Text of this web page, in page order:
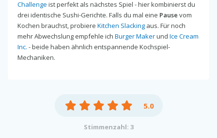
Challenge ist perfekt als nächstes Spiel - hier kombinierst du
drei identische Sushi-Gerichte. Falls du mal eine Pause vom
Kochen brauchst, probiere Kitchen Slacking aus. Für noch
mehr Abwechslung empfehle ich Burger Makerund Ice Cream
Inc. - beide haben ähnlich entspannende Kochspiel-
Mechaniken.
5.0
Stimmenzahl: 3